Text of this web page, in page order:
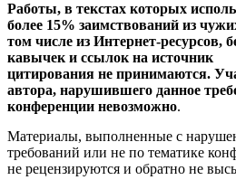
Работы, в текстах которых
более 15% заимствований из
том числе из Интернет-ресурсов,
кавычек и ссылок на источник
цитирования не принимаются.
автора, нарушившего данное
конференции невозможно.
Материалы, выполненные с
требований или не по тематике
не рецензируются и обратно не